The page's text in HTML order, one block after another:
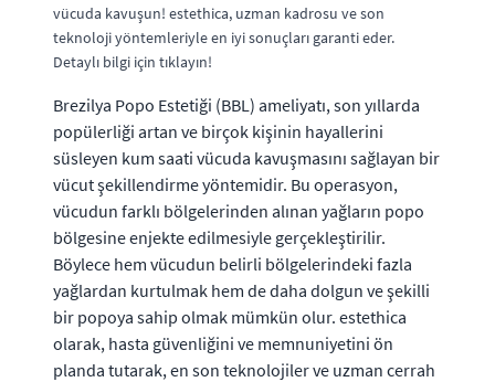
vücuda kavuşun! estethica, uzman kadrosu ve son
teknoloji yöntemleriyle en iyi sonuçları garanti eder.
Detaylı bilgi için tıklayın!
Brezilya Popo Estetiği (BBL) ameliyatı, son yıllarda
popülerliği artan ve birçok kişinin hayallerini
süsleyen kum saati vücuda kavuşmasını sağlayan bir
vücut şekillendirme yöntemidir. Bu operasyon,
vücudun farklı bölgelerinden alınan yağların popo
bölgesine enjekte edilmesiyle gerçekleştirilir.
Böylece hem vücudun belirli bölgelerindeki fazla
yağlardan kurtulmak hem de daha dolgun ve şekilli
bir popoya sahip olmak mümkün olur. estethica
olarak, hasta güvenliğini ve memnuniyetini ön
planda tutarak, en son teknolojiler ve uzman cerrah